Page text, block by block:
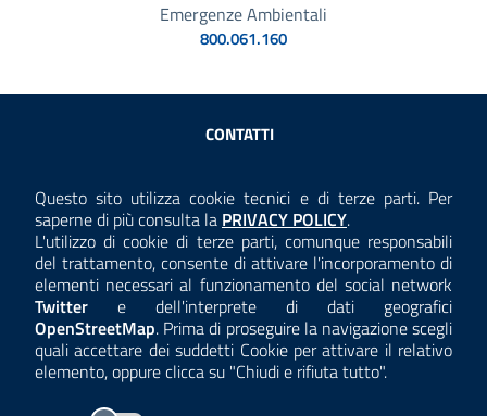
Questo sito utilizza cookie tecnici e di terze parti. Per
saperne di più consulta la Consulta la
PRIVACY POLICY.
L'utilizzo di cookie di terze parti, comunque responsabili
del trattamento, consente di attivare l'incorporamento di
elementi necessari al funzionamento del social network
Twitter e dell'interprete di dati geografici
OpenStreetMap. Prima di proseguire la navigazione scegli
quali accettare dei suddetti Cookie per attivare il relativo
elemento, oppure clicca su "Chiudi e rifiuta tutto".
Emergenze Ambientali
800.061.160
Sezione Link Utili
CONTATTI
ANTICORRUZIONE
ACCESSIBILITÀ
COOKIE E PRIVACY
TEMI A-Z